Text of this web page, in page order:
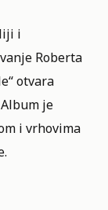
i
Roberta
otvara
je
i vrhovima